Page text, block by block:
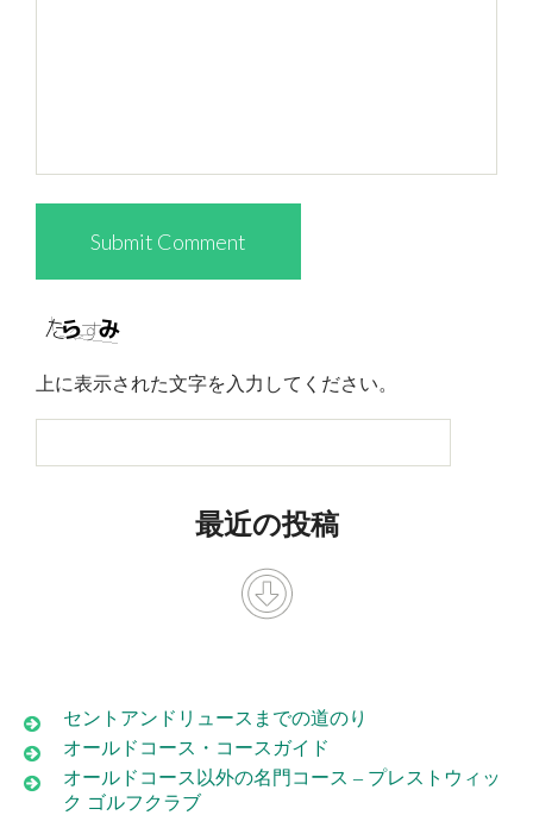
上に表示された文字を入力してください。
最近の投稿
セントアンドリュースまでの道のり
オールドコース・コースガイド
オールドコース以外の名門コース – プレストウィッ
ク ゴルフクラブ